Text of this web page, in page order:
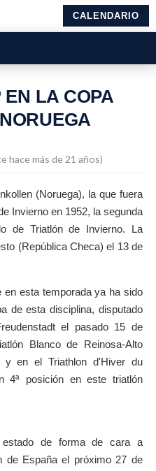
CALENDARIO
EN LA COPA
hace más de 21 años)
(Noruega), la que fuera
Invierno en 1952, la segunda
de Triatlón de Invierno. La
(República Checa) el 13 de
esta temporada ya ha sido
de esta disciplina, disputado
el pasado 15 de
Blanco de Reinosa-Alto
y en el Triathlon d'Hiver du
4ª posición en este triatlón
de forma de cara a
de España el próximo 27 de